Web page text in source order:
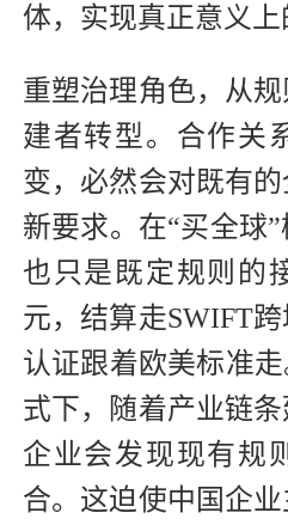
体，实现真正意义上
重塑治理角色，从
建者转型。合作关
变，必然会对既有
新要求。在“买全球
也只是既定规则的
元，结算走SWIFT
认证跟着欧美标准
式下，随着产业链条
企业会发现现有规
合。这迫使中国企